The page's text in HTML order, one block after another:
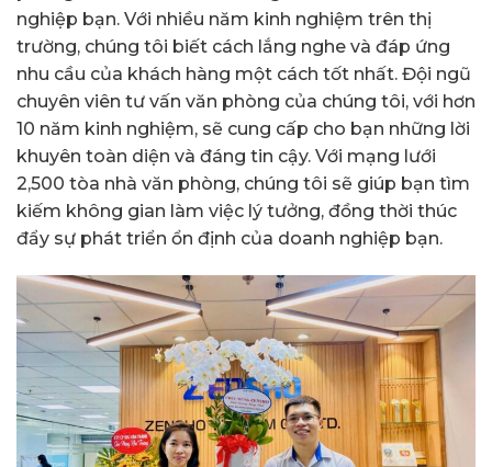
nghiệp bạn. Với nhiều năm kinh nghiệm trên thị
trường, chúng tôi biết cách lắng nghe và đáp ứng
nhu cầu của khách hàng một cách tốt nhất. Đội ngũ
chuyên viên tư vấn văn phòng của chúng tôi, với hơn
10 năm kinh nghiệm, sẽ cung cấp cho bạn những lời
khuyên toàn diện và đáng tin cậy. Với mạng lưới
2,500 tòa nhà văn phòng, chúng tôi sẽ giúp bạn tìm
kiếm không gian làm việc lý tưởng, đồng thời thúc
đẩy sự phát triển ổn định của doanh nghiệp bạn.